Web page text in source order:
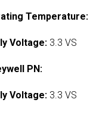
Temperature:
Voltage: 3.3 VS
PN:
Voltage: 3.3 VS